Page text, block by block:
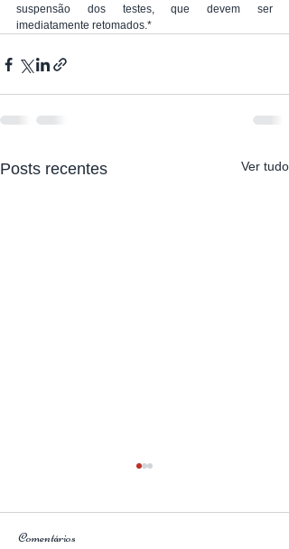
suspensão dos testes, que devem ser
imediatamente retomados.*
Posts recentes Ver tudo
Comentários